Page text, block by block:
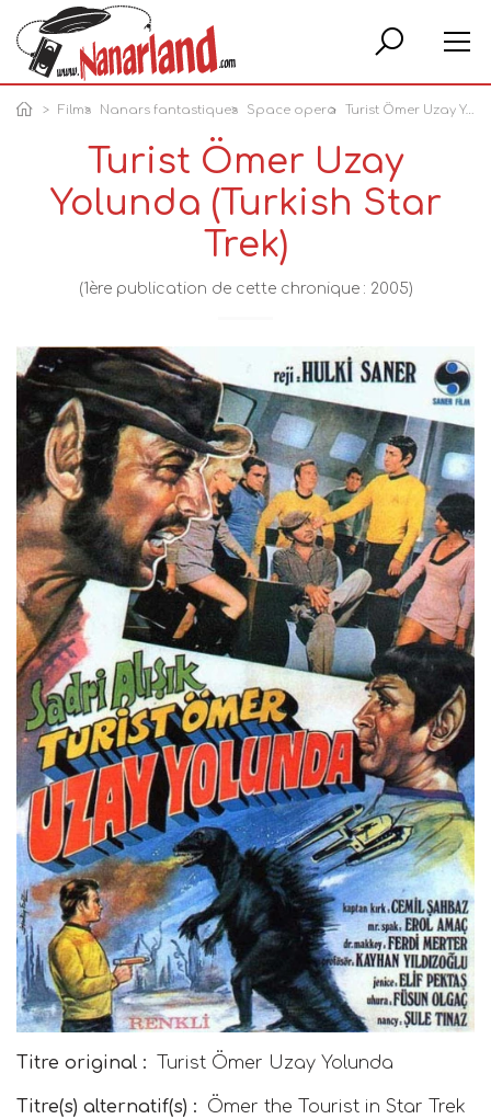
Films Nanars fantastiques Space opera Turist Ömer Uzay Yolunda (Turkish Star Trek)
Turist Ömer Uzay
Yolunda (Turkish Star
Trek)
(1ère publication de cette chronique : 2005)
Titre original : Turist Ömer Uzay Yolunda
Titre(s) alternatif(s) : Ömer the Tourist in Star Trek